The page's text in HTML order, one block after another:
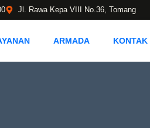
Jl. Rawa Kepa VIII No.36, Tomang
ARMADA KONTAK